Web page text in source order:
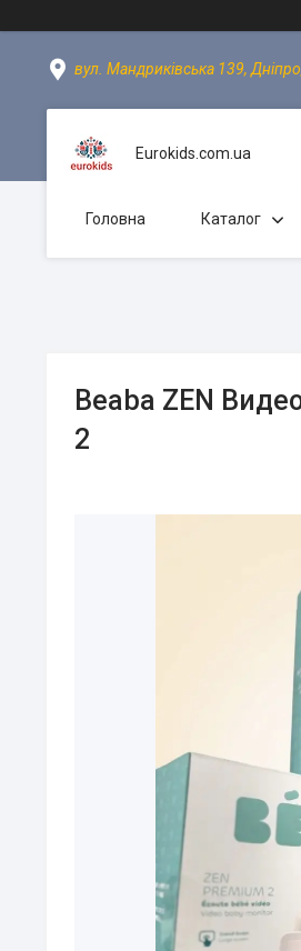
вул. Мандриківська 139,
Eurokids.com.ua
Головна Каталог
Beaba ZEN
2